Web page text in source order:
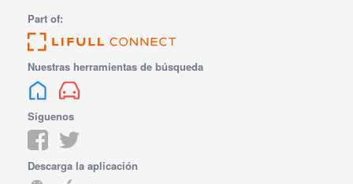
Part of:
Nuestras herramientas de búsqueda
Síguenos
Descarga la aplicación